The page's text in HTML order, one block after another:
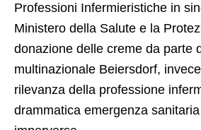
Professioni Infermieristiche in
Ministero della Salute e la
donazione delle creme da parte
multinazionale Beiersdorf,
rilevanza della professione
drammatica emergenza